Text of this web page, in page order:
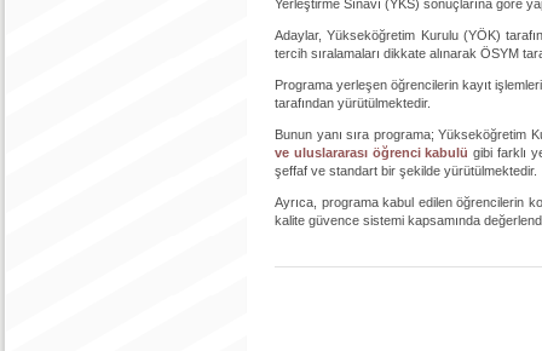
Yerleştirme Sınavı (YKS) sonuçlarına göre
Adaylar, Yükseköğretim Kurulu (YÖK)
tercih sıralamaları dikkate alınarak ÖSYM
Programa yerleşen öğrencilerin kayıt
tarafından yürütülmektedir.
Bunun yanı sıra programa; Yükseköğretim
ve uluslararası öğrenci kabulü gibi farklı
şeffaf ve standart bir şekilde yürütülmektedir.
Ayrıca, programa kabul edilen öğrencilerin
kalite güvence sistemi kapsamında